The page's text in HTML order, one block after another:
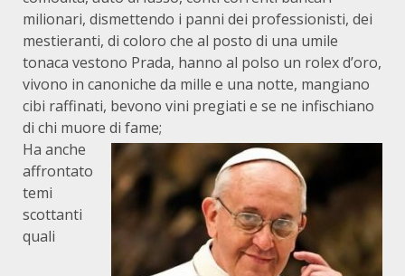
milionari, dismettendo i panni dei professionisti, dei
mestieranti, di coloro che al posto di una umile
tonaca vestono Prada, hanno al polso un rolex d’oro,
vivono in canoniche da mille e una notte, mangiano
cibi raffinati, bevono vini pregiati e se ne infischiano
di chi muore di fame;
Ha anche
affrontato
temi
scottanti
quali